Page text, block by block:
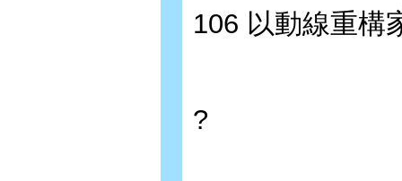
106 以動線重構
?